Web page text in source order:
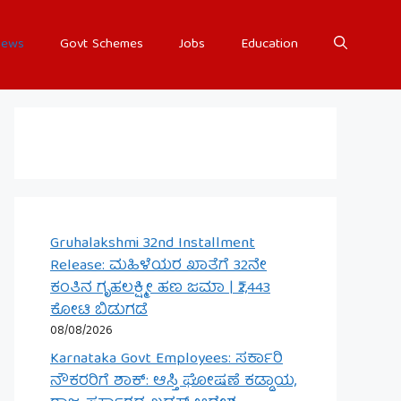
Govt Schemes Jobs Education
Gruhalakshmi 32nd Installment
Release: ಮಹಿಳೆಯರ ಖಾತೆಗೆ 32ನೇ
ಕಂತಿನ ಗೃಹಲಕ್ಷ್ಮೀ ಹಣ ಜಮಾ | ₹2,443
ಕೋಟಿ ಬಿಡುಗಡೆ
08/08/2026
Karnataka Govt Employees: ಸರ್ಕಾರಿ
ನೌಕರರಿಗೆ ಶಾಕ್: ಆಸ್ತಿ ಘೋಷಣೆ ಕಡ್ಡಾಯ,